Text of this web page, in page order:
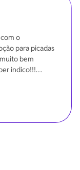
o
para picadas
bem
indico!!!